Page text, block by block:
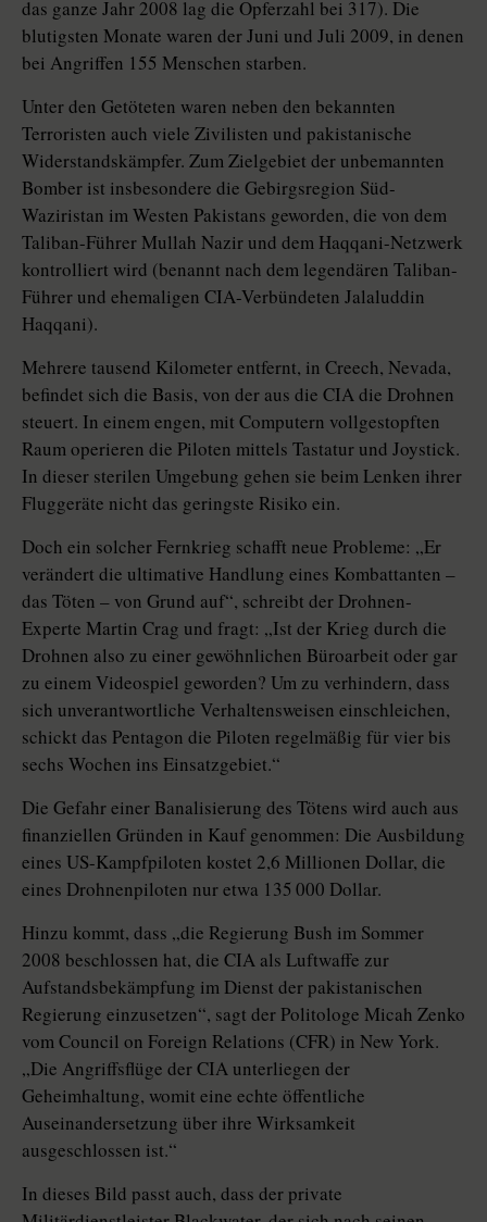
das ganze Jahr 2008 lag die Opferzahl bei 317). Die
blutigsten Monate waren der Juni und Juli 2009, in denen
bei Angriffen 155 Menschen starben.
Unter den Getöteten waren neben den bekannten
Terroristen auch viele Zivilisten und pakistanische
Widerstandskämpfer. Zum Zielgebiet der unbemannten
Bomber ist insbesondere die Gebirgsregion Süd-
Waziristan im Westen Pakistans geworden, die von dem
Taliban-Führer Mullah Nazir und dem Haqqani-Netzwerk
kontrolliert wird (benannt nach dem legendären Taliban-
Führer und ehemaligen CIA-Verbündeten Jalaluddin
Haqqani).
Mehrere tausend Kilometer entfernt, in Creech, Nevada,
befindet sich die Basis, von der aus die CIA die Drohnen
steuert. In einem engen, mit Computern vollgestopften
Raum operieren die Piloten mittels Tastatur und Joystick.
In dieser sterilen Umgebung gehen sie beim Lenken ihrer
Fluggeräte nicht das geringste Risiko ein.
Doch ein solcher Fernkrieg schafft neue Probleme: „Er
verändert die ultimative Handlung eines Kombattanten –
das Töten – von Grund auf“, schreibt der Drohnen-
Experte Martin Crag und fragt: „Ist der Krieg durch die
Drohnen also zu einer gewöhnlichen Büroarbeit oder gar
zu einem Videospiel geworden? Um zu verhindern, dass
sich unverantwortliche Verhaltensweisen einschleichen,
schickt das Pentagon die Piloten regelmäßig für vier bis
sechs Wochen ins Einsatzgebiet.“
Die Gefahr einer Banalisierung des Tötens wird auch aus
finanziellen Gründen in Kauf genommen: Die Ausbildung
eines US-Kampfpiloten kostet 2,6 Millionen Dollar, die
eines Drohnenpiloten nur etwa 135 000 Dollar.
Hinzu kommt, dass „die Regierung Bush im Sommer
2008 beschlossen hat, die CIA als Luftwaffe zur
Aufstandsbekämpfung im Dienst der pakistanischen
Regierung einzusetzen“, sagt der Politologe Micah Zenko
vom Council on Foreign Relations (CFR) in New York.
„Die Angriffsflüge der CIA unterliegen der
Geheimhaltung, womit eine echte öffentliche
Auseinandersetzung über ihre Wirksamkeit
ausgeschlossen ist.“
In dieses Bild passt auch, dass der private